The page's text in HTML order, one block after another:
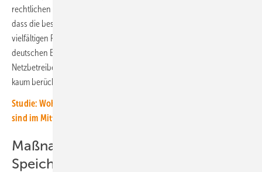
rechtlichen Rahmenbedingungen scheitere. Der Verband kritisiert,
dass die besondere Rolle der Speicher im Stromsystem und ihre
vielfältigen Funktionen in einem dynamischen Stromsystem bisher im
deutschen Energierecht und den Anschlussbedingungen der
Netzbetreiber, wie auch in der Regulatorik der Bundesnetzagentur,
kaum berücksichtigt werden.
Studie: Wohngebäude mit PV-Batteriesystem und Elektroauto
sind im Mittel zu 73 Prozent autark
Maßnahmen zum beschleunigten
Speicherausbau